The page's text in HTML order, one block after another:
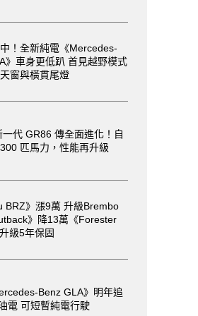
！全新純電《Mercedes-
》車身更低趴 首見越野模式
窗與橫貫尾燈
一代 GR86 傳全面進化！自
匹馬力，性能再升級
BRZ》漲9萬 升級Brembo
》降13萬《Forester
級5年保固
Benz GLA》明年追
電 可短暫純電行駛